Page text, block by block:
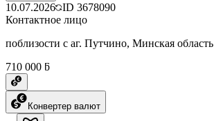
10.07.2026 ID 3678090
Контактное лицо
поблизости с аг. Путчино, Минская область
710 000 ƃ
Конвертер валют